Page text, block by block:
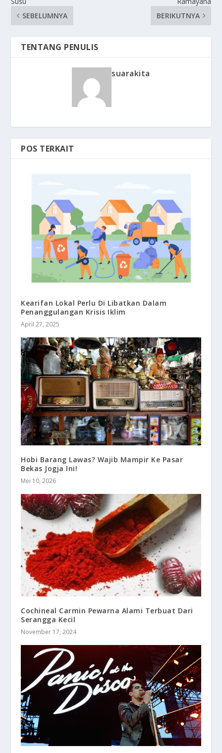
SEBELUMNYA
BERIKUTNYA
TENTANG PENULIS
suarakita
POS TERKAIT
Kearifan Lokal Perlu Di Libatkan Dalam
Penanggulangan Krisis Iklim
April 27, 2025
Hobi Barang Lawas? Wajib Mampir Ke Pasar
Bekas Jogja Ini!
Mei 10, 2026
Cochineal Carmin Pewarna Alami Terbuat Dari
Serangga Kecil
November 17, 2024